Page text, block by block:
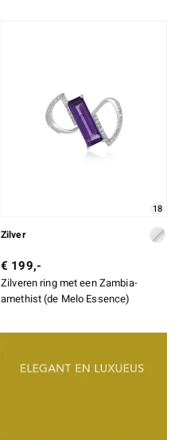
18
Zilver
€ 199,-
Zilveren ring met een Zambia-
amethist (de Melo Essence)